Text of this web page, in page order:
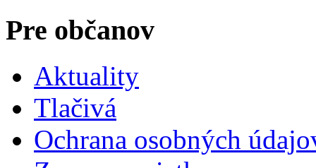
Pre občanov
Aktuality
Tlačivá
Ochrana osobných